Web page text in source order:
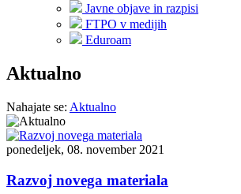
Javne objave in razpisi
FTPO v medijih
Eduroam
Aktualno
Nahajate se: Aktualno
ponedeljek, 08. november 2021
Razvoj novega materiala